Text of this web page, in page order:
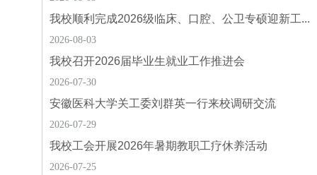
我校顺利完成2026级临床、口腔、公卫专硕迎新工...
2026-08-03
我校召开2026届毕业生就业工作推进会
2026-07-30
安徽医科大学关工委刘群英一行来校调研交流
2026-07-29
我校工会开展2026年暑期教职工疗休养活动
2026-07-25